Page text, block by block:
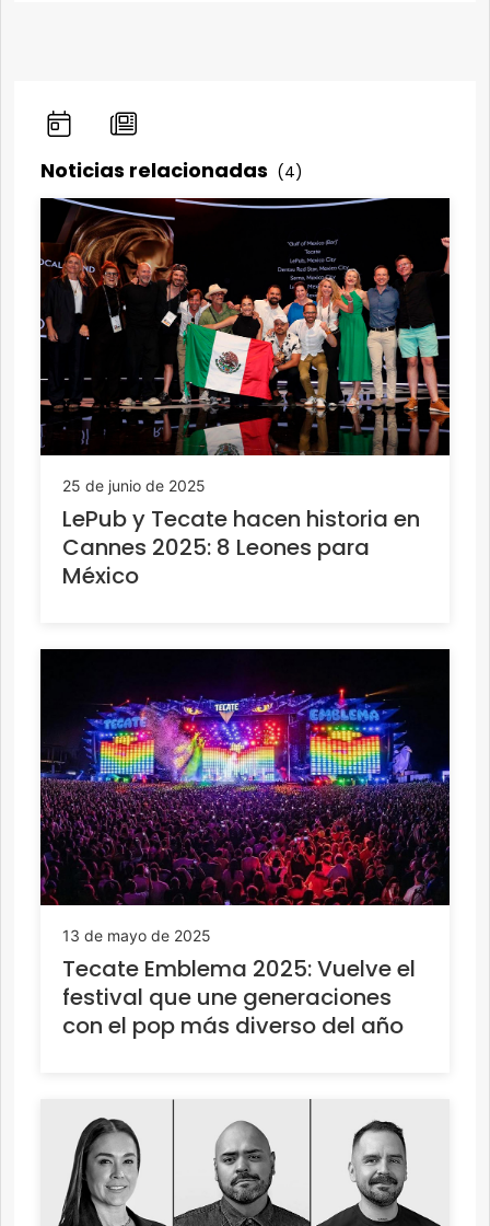
Noticias relacionadas (4)
25 de junio de 2025
LePub y Tecate hacen historia en
Cannes 2025: 8 Leones para
México
13 de mayo de 2025
Tecate Emblema 2025: Vuelve el
festival que une generaciones
con el pop más diverso del año